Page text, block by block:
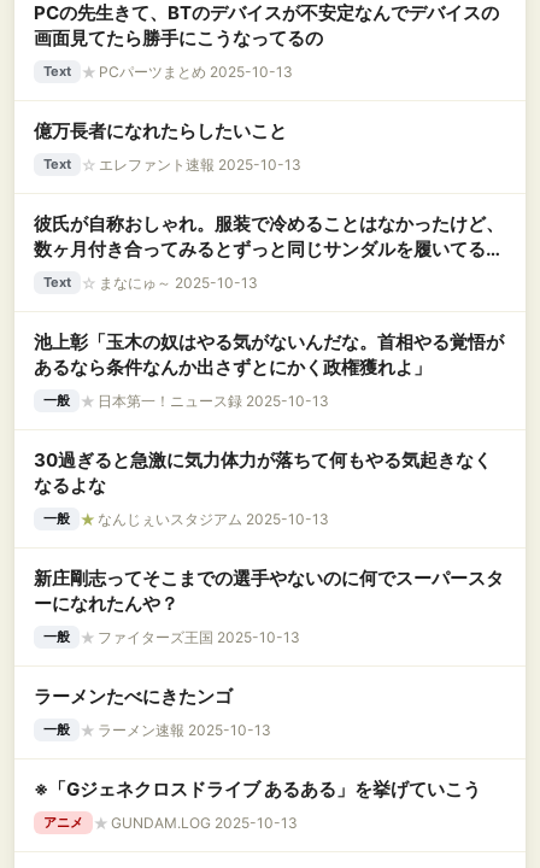
PCの先生きて、BTのデバイスが不安定なんでデバイスの
画面見てたら勝手にこうなってるの
Text ★ PCパーツまとめ 2025-10-13
億万長者になれたらしたいこと
Text ☆ エレファント速報 2025-10-13
彼氏が自称おしゃれ。服装で冷めることはなかったけど、
数ヶ月付き合ってみるとずっと同じサンダルを履いてるの
が気持ち悪く思えてｗｗｗｗｗｗ
Text ☆ まなにゅ～ 2025-10-13
池上彰「玉木の奴はやる気がないんだな。首相やる覚悟が
あるなら条件なんか出さずとにかく政権獲れよ」
一般 ★ 日本第一！ニュース録 2025-10-13
30過ぎると急激に気力体力が落ちて何もやる気起きなく
なるよな
一般 ★ なんじぇいスタジアム 2025-10-13
新庄剛志ってそこまでの選手やないのに何でスーパースタ
ーになれたんや？
一般 ★ ファイターズ王国 2025-10-13
ラーメンたべにきたンゴ
一般 ★ ラーメン速報 2025-10-13
※「Gジェネクロスドライブ あるある」を挙げていこう
アニメ ★ GUNDAM.LOG 2025-10-13